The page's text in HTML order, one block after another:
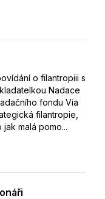
o filantropiii s
Nadace
fondu Via
filantropie,
malá pomo...